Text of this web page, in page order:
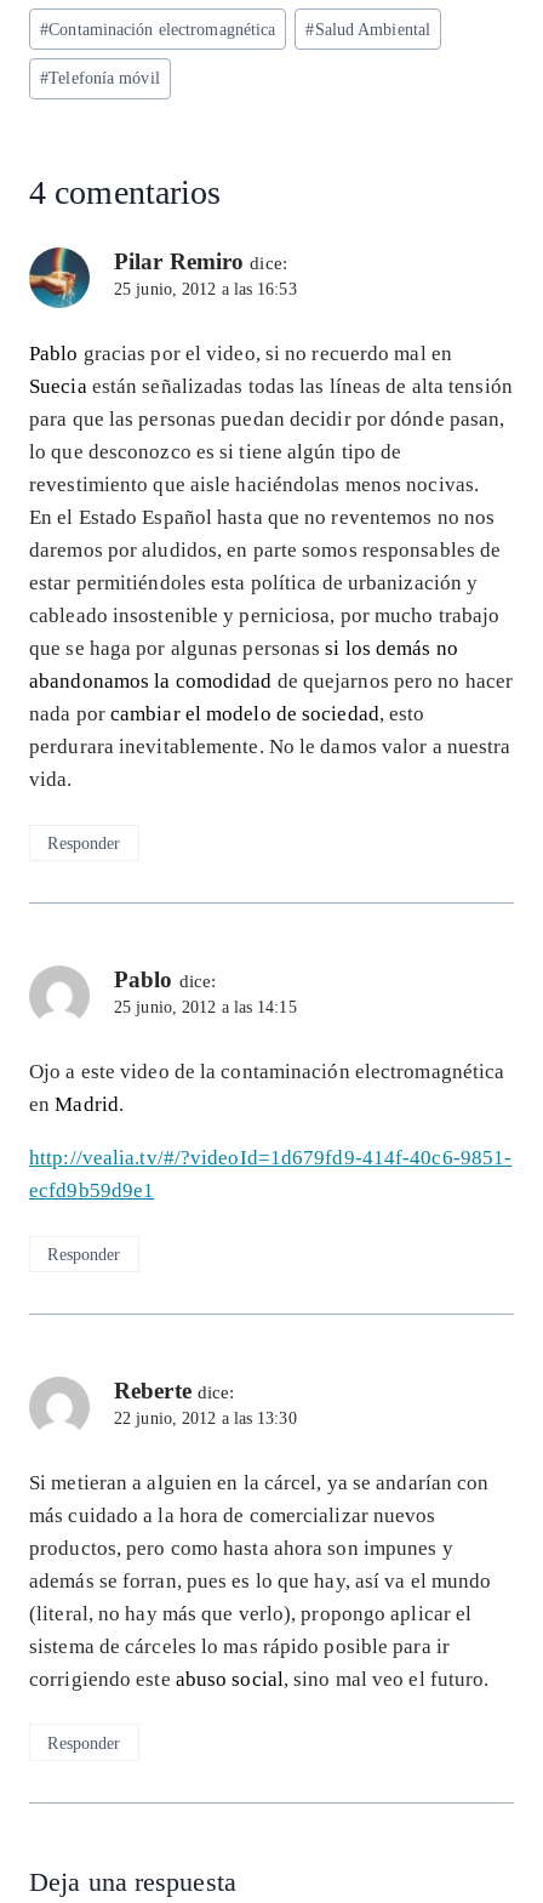
ts
A
p
eg
ra
m
eb
o
ke
dI
ai
l
re
Etiquetas
de
la
#Contaminación electromagnética #Salud Ambiental
#Telefonía móvil
4 comentarios
Pilar Remiro dice:
25 junio, 2012 a las 16:53
Pablo gracias por el video, si no recuerdo mal en
Suecia están señalizadas todas las líneas de alta tensión
para que las personas puedan decidir por dónde pasan,
lo que desconozco es si tiene algún tipo de
revestimiento que aisle haciéndolas menos nocivas.
En el Estado Español hasta que no reventemos no nos
daremos por aludidos, en parte somos responsables de
estar permitiéndoles esta política de urbanización y
cableado insostenible y perniciosa, por mucho trabajo
que se haga por algunas personassi los demás no
abandonamos la comodidad de quejarnos pero no hacer
nada por cambiar el modelo de sociedad, esto
perdurara inevitablemente. No le damos valor a nuestra
vida.
Responder
Pablo dice:
25 junio, 2012 a las 14:15
Ojo a este video de la contaminación electromagnética
enMadrid.
http://vealia.tv/#/?videoId=1d679fd9-414f-40c6-9851-
ecfd9b59d9e1
Responder
Reberte dice:
22 junio, 2012 a las 13:30
Si metieran a alguien en la cárcel, ya se andarían con
más cuidado a la hora de comercializar nuevos
productos, pero como hasta ahora son impunes y
además se forran, pues es lo que hay, así va el mundo
(literal, no hay más que verlo), propongo aplicar el
sistema de cárceles lo mas rápido posible para ir
corrigiendo este abuso social, sino mal veo el futuro.
Responder
Deja una respuesta